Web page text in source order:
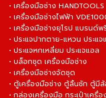
• เครื่องมือช่าง HANDTOOLS
• เครื่องมือช่างไฟฟ้า
• เครื่องมือช่างยุโรป แบรนด์พ
• ประแจปากตาย-แหวน ประแ
• ประแจหกเหลี่ยม ประแจแอล
• บล็อกชุด เครื่องมือช่าง
• เครื่องมือช่างจัดชุด
• ตู้เครื่องมือช่าง ตู้ลิ้นชัก ตู้มี
• กล่องเครื่องมือ กระเป๋าเครื่